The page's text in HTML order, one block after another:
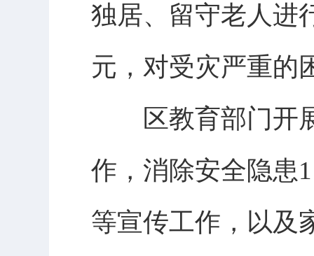
独居、留守老人进
元，对受灾严重的
区教育部门开展
作，消除安全隐患
等宣传工作，以及